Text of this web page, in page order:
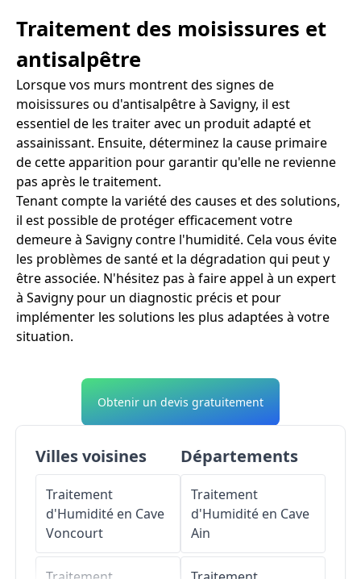
Traitement des moisissures et
antisalpêtre
Lorsque vos murs montrent des signes de
moisissures ou d'antisalpêtre à Savigny, il est
essentiel de les traiter avec un produit adapté et
assainissant. Ensuite, déterminez la cause primaire
de cette apparition pour garantir qu'elle ne revienne
pas après le traitement.
Tenant compte la variété des causes et des solutions,
il est possible de protéger efficacement votre
demeure à Savigny contre l'humidité. Cela vous évite
les problèmes de santé et la dégradation qui peut y
être associée. N'hésitez pas à faire appel à un expert
à Savigny pour un diagnostic précis et pour
implémenter les solutions les plus adaptées à votre
situation.
Obtenir un devis gratuitement
Villes voisines
Traitement
d'Humidité en Cave
Voncourt
Départements
Traitement
d'Humidité en Cave
Ain